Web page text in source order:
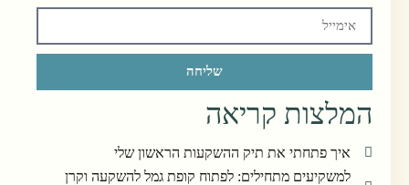
שליחה
המלצות קריאה
איך פתחתי את תיק ההשקעות הראשון שלי
למשקיעים מתחילים: לפתוח קופת גמל להשקעה וקרן